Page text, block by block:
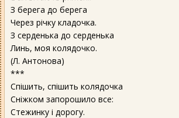
З берега до берега
Через річку кладочка.
З серденька до серденька
Линь, моя колядочко.
(Л. Антонова)
***
Спішить, спішить колядочка
Сніжком запорошило все:
Стежинку і дорогу.